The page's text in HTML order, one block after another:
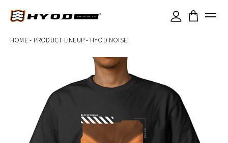
HOME - PRODUCT LINEUP- HYOD NOISE ×